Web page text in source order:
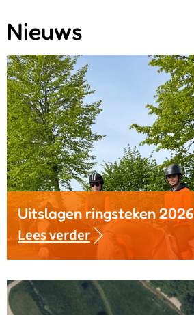
Nieuws
Uitslagen ringsteken 2026
Lees verder